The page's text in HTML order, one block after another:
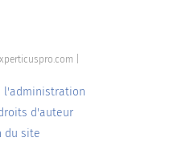
|
l'administration
d'auteur
du site